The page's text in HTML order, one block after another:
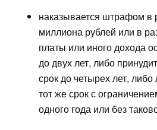
наказывается штрафом в
миллиона рублей или в
платы или иного дохода
до двух лет, либо
срок до четырех лет,
тот же срок с
одного года или без